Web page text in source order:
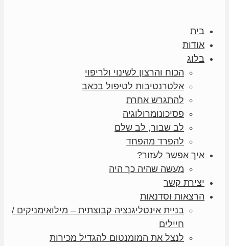
בית
אודות
בלוג
הכוח והרצון לשינוי ולריפוי
אלטרנטיבות לטיפול בכאב
להתגרש אחרת
פסיכונומרולוגיה
לב שבור, לב שלם
להפרד מהפחד
איך אפשר לעזור?
מעשה שהיה כך היה
יצירת קשר
הרצאות וסדנאות
בניית אינטליגנציה קבוצתית – מילואימניקים /
חיילים
לנצל את המומנטום להגדיל מכירות